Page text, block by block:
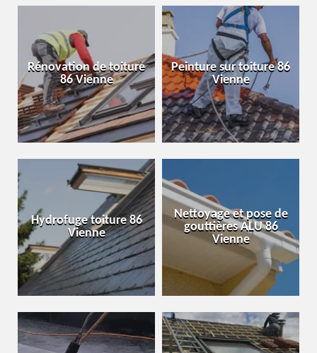
Rénovation de toiture
86 Vienne
Peinture sur toiture 86
Vienne
Hydrofuge toiture 86
Vienne
Nettoyage et pose de
gouttières ALU 86
Vienne